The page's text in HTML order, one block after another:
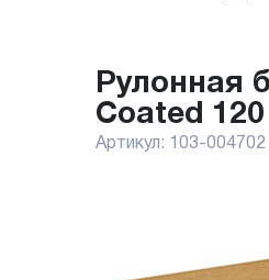
Рулонная бумага для плоттера с покрытием Xerox Inkjet Matt
Coated
Артикул: 103-004702